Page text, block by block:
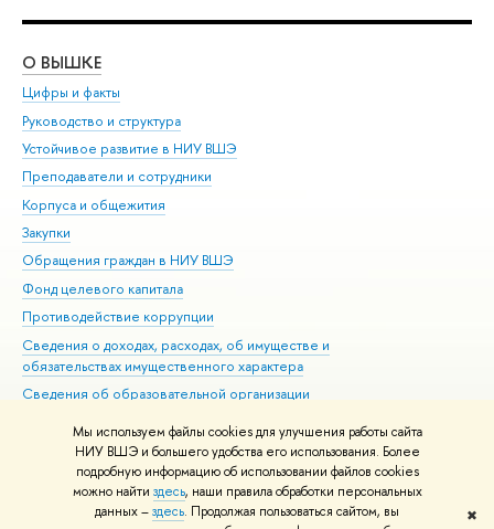
Мы используем файлы cookies для улучшения работы сайта
НИУ ВШЭ и большего удобства его использования. Более
подробную информацию об использовании файлов cookies
можно найти здесь, наши правила обработки персональных
данных –здесь. Продолжая пользоваться сайтом, вы
✖
О ВЫШКЕ
Цифры и факты
Руководство и структура
Устойчивое развитие в НИУ ВШЭ
Преподаватели и сотрудники
Корпуса и общежития
Закупки
Обращения граждан в НИУ ВШЭ
Фонд целевого капитала
Противодействие коррупции
Сведения о доходах, расходах, об имуществе и
обязательствах имущественного характера
Сведения об образовательной организации
Людям с ограниченными возможностями здоровья
Единая платежная страница
Работа в Вышке